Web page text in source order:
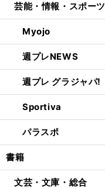
芸能・情報・スポーツ
Myojo
週プレNEWS
週プレ グラジャパ!
Sportiva
パラスポ
書籍
文芸・文庫・総合